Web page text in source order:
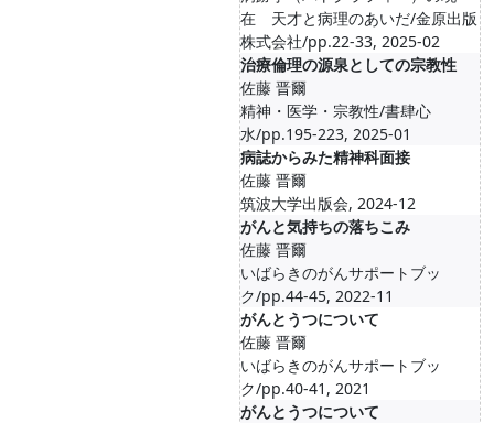
在 天才と病理のあいだ/金原出版
株式会社/pp.22-33, 2025-02
治療倫理の源泉としての宗教性
佐藤 晋爾
精神・医学・宗教性/書肆心
水/pp.195-223, 2025-01
病誌からみた精神科面接
佐藤 晋爾
筑波大学出版会, 2024-12
がんと気持ちの落ちこみ
佐藤 晋爾
いばらきのがんサポートブッ
ク/pp.44-45, 2022-11
がんとうつについて
佐藤 晋爾
いばらきのがんサポートブッ
ク/pp.40-41, 2021
がんとうつについて